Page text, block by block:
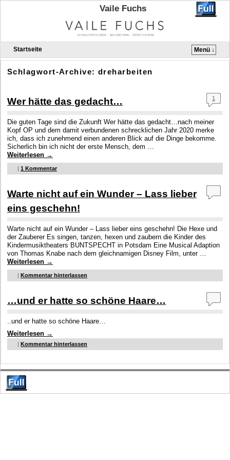
Vaile Fuchs
Startseite
Menü ↓
Zum Inhalt wechseln
Zum sekundären Inhalt wechseln
Schlagwort-Archive:dreharbeiten
Wer hätte das gedacht… 1
Die guten Tage sind die Zukunft Wer hätte das gedacht…nach meiner
Kopf OP und dem damit verbundenen schrecklichen Jahr 2020 merke
ich, dass ich zunehmend einen anderen Blick auf die Dinge bekomme.
Sicherlich bin ich nicht der erste Mensch, dem …
Weiterlesen →
| 1 Kommentar
Warte nicht auf ein Wunder – Lass lieber
eins geschehn!
Warte nicht auf ein Wunder – Lass lieber eins geschehn! Die Hexe und
der Zauberer Es singen, tanzen, hexen und zaubern die Kinder des
Kindermusiktheaters BUNTSPECHT in Potsdam Eine Musical Adaption
von Thomas Knabe nach dem gleichnamigen Disney Film, unter …
Weiterlesen →
| Kommentar hinterlassen
…und er hatte so schöne Haare…
..und er hatte so schöne Haare…
Weiterlesen →
| Kommentar hinterlassen